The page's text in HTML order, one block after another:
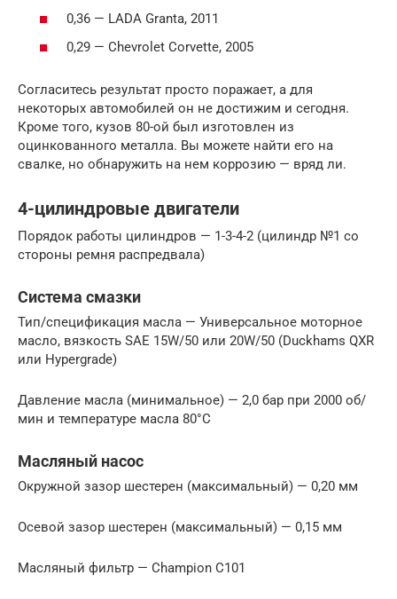
0,36 — LADA Granta, 2011
0,29 — Chevrolet Corvette, 2005
Согласитесь результат просто поражает, а для
некоторых автомобилей он не достижим и сегодня.
Кроме того, кузов 80-ой был изготовлен из
оцинкованного металла. Вы можете найти его на
свалке, но обнаружить на нем коррозию — вряд ли.
4-цилиндровые двигатели
Порядок работы цилиндров — 1-3-4-2 (цилиндр №1 со
стороны ремня распредвала)
Система смазки
Тип/спецификация масла — Универсальное моторное
масло, вязкость SAE 15W/50 или 20W/50 (Duckhams QXR
или Hypergrade)
Давление масла (минимальное) — 2,0 бар при 2000 об/
мин и температуре масла 80°С
Масляный насос
Окружной зазор шестерен (максимальный) — 0,20 мм
Осевой зазор шестерен (максимальный) — 0,15 мм
Масляный фильтр — Champion С101